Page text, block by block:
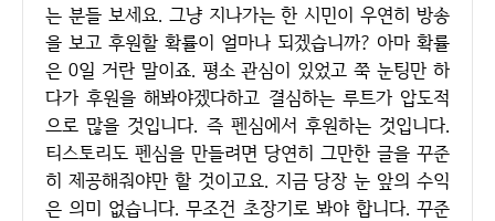
는 분들 보세요. 그냥 지나가는 한 시민이 우연히 방송
을 보고 후원할 확률이 얼마나 되겠습니까? 아마 확률
은 0일 거란 말이죠. 평소 관심이 있었고 쭉 눈팅만 하
다가 후원을 해봐야겠다하고 결심하는 루트가 압도적
으로 많을 것입니다. 즉 펜심에서 후원하는 것입니다.
티스토리도 펜심을 만들려면 당연히 그만한 글을 꾸준
히 제공해줘야만 할 것이고요. 지금 당장 눈 앞의 수익
은 의미 없습니다. 무조건 초장기로 봐야 합니다. 꾸준